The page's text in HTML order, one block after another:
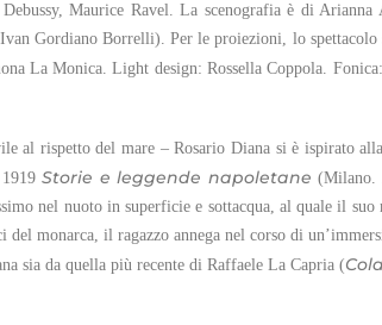
Maurice Ravel. La scenografia è di Arianna
Gordiano Borrelli). Per le proiezioni, lo spettacolo
La Monica. Light design: Rossella Coppola.
al rispetto del mare – Rosario Diana si è ispirato
1919Storie e leggende napoletane (Milano.
nel nuoto in superficie e sottacqua, al quale il suo
monarca, il ragazzo annega nel corso di
sia da quella più recente di Raffaele La Capria (